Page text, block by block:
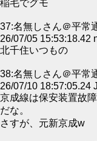
稲毛でグモ
37:名無しさん＠平常
26/07/05 15:53:18.42
北千住いつもの
38:名無しさん＠平常
26/07/10 18:57:05.24
京成線は保安装置故
だな。
さすが、元新京成w